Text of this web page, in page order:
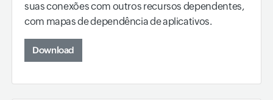
suas conexões com outros recursos dependentes,
com mapas de dependência de aplicativos.
Download